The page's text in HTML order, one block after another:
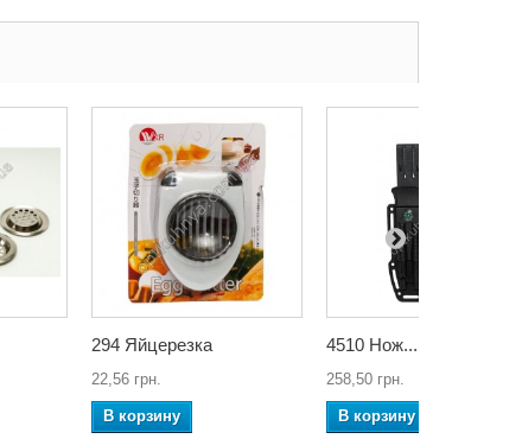
294 Яйцерезка
22,56 грн.
В корзину
4510 Нож...
258,50 грн.
В корзину